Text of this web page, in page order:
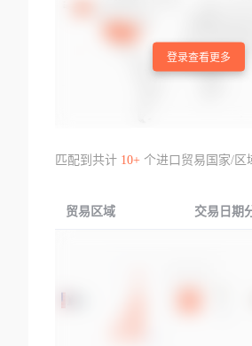
登录查看更多
匹配到共计 10+个进口贸易国家/区
贸易区域 交易日期